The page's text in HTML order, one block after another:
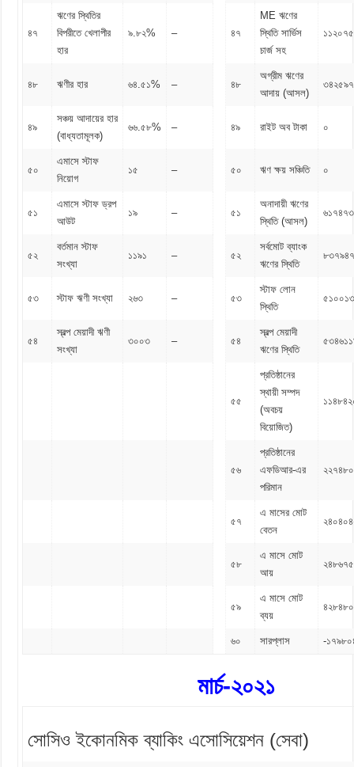
৪৭
ঋণের স্থিতির
বিপরীতে খেলাপীর
হার
৯.৮২% – ৪৭
ME ঋণের
স্থিতি সার্ভিস
চার্জ সহ
৪৮ ঋণীর হার ৬৪.৫১% – ৪৮
অগ্রীম ঋণের
আদায় (আসল)
৪৯
সঞ্চয় আদায়ের হার
(বাধ্যতামূলক)
৬৬.৫৮% – ৪৯ রাইট অব টাকা ০
৫০
এমাসে স্টাফ
নিয়োগ
১৫ – ৫০ ঋণ ক্ষয় সঞ্চিতি ০
৫১
এমাসে স্টাফ ড্রপ
আউট
১৯ – ৫১
অনাদায়ী ঋণের
স্থিতি (আসল)
৫২
বর্তমান স্টাফ
সংখ্যা
১১৯১ – ৫২
সর্বমোট ব্যাংক
ঋণের স্থিতি
৫৩ স্টাফ ঋণী সংখ্যা ২৬৩ – ৫৩
স্টাফ লোন
স্থিতি
৫৪
স্বল্প মেয়াদী ঋণী
সংখ্যা
৩০০৩ – ৫৪
স্বল্প মেয়াদী
ঋণের স্থিতি
৫৫
প্রতিষ্ঠানের
স্থায়ী সম্পদ
(অবচয়
বিয়োজিত)
৫৬
প্রতিষ্ঠানের
এফডিআর-এর
পরিমান
৫৭
এ মাসের মোট
বেতন
৫৮
এ মাসে মোট
আয়
৫৯
এ মাসে মোট
ব্যয়
৬০ সারপ্লাস -
মার্চ-২০২১
সোসিও ইকোনমিক ব্যাকিং এসোসিয়েশন (সেবা)